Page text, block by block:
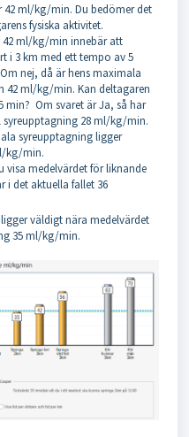
42 ml/kg/min. Du bedömer det
fysiska aktivitet.
42 ml/kg/min innebär att
i 3 km med ett tempo av 5
nej, då är hens maximala
42 ml/kg/min. Kan deltagaren
min? Om svaret är Ja, så har
28 ml/kg/min.
syreupptagning ligger
kg/min.
visa medelvärdet för liknande
i det aktuella fallet 36
väldigt nära medelvärdet
35 ml/kg/min.